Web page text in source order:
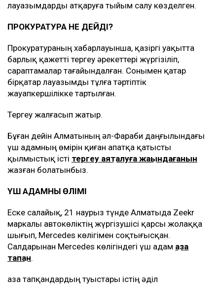
лауазымдарды атқаруға тыйым салу көзделген.
ПРОКУРАТУРА НЕ ДЕЙДІ?
Прокуратураның хабарлауынша, қазіргі уақытта
барлық қажетті тергеу әрекеттері жүргізіліп,
сараптамалар тағайындалған. Сонымен қатар
бірқатар лауазымды тұлға тәртіптік
жауапкершілікке тартылған.
Тергеу жалғасып жатыр.
Бұған дейін Алматының әл-Фараби даңғылындағы
үш адамның өмірін қиған апатқа қатысты
қылмыстық істі тергеу аяқталуға жақындағанын
жазған болатынбыз.
ҮШ АДАМНЫҢ ӨЛІМІ
Еске салайық, 21 наурыз түнде Алматыда Zeekr
маркалы автокөліктің жүргізушісі қарсы жолаққа
шығып, Mercedes көлігімен соқтығысқан.
Салдарынан Mercedes көлігіндегі үш адам қаза
тапқан.
Қаза тапқандардың туыстары істің әділ